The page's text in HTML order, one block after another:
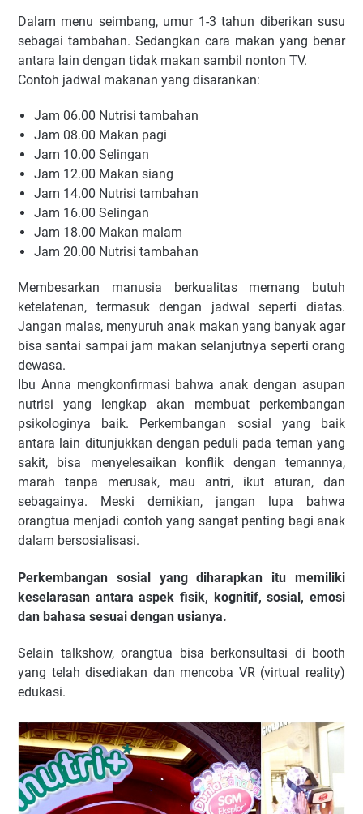
Dalam menu seimbang, umur 1-3 tahun diberikan susu
sebagai tambahan. Sedangkan cara makan yang benar
antara lain dengan tidak makan sambil nonton TV.
Contoh jadwal makanan yang disarankan:
Jam 06.00 Nutrisi tambahan
Jam 08.00 Makan pagi
Jam 10.00 Selingan
Jam 12.00 Makan siang
Jam 14.00 Nutrisi tambahan
Jam 16.00 Selingan
Jam 18.00 Makan malam
Jam 20.00 Nutrisi tambahan
Membesarkan manusia berkualitas memang butuh
ketelatenan, termasuk dengan jadwal seperti diatas.
Jangan malas, menyuruh anak makan yang banyak agar
bisa santai sampai jam makan selanjutnya seperti orang
dewasa.
Ibu Anna mengkonfirmasi bahwa anak dengan asupan
nutrisi yang lengkap akan membuat perkembangan
psikologinya baik. Perkembangan sosial yang baik
antara lain ditunjukkan dengan peduli pada teman yang
sakit, bisa menyelesaikan konflik dengan temannya,
marah tanpa merusak, mau antri, ikut aturan, dan
sebagainya. Meski demikian, jangan lupa bahwa
orangtua menjadi contoh yang sangat penting bagi anak
dalam bersosialisasi.
Perkembangan sosial yang diharapkan itu memiliki
keselarasan antara aspek fisik, kognitif, sosial, emosi
dan bahasa sesuai dengan usianya.
Selain talkshow, orangtua bisa berkonsultasi di booth
yang telah disediakan dan mencoba VR (virtual reality)
edukasi.